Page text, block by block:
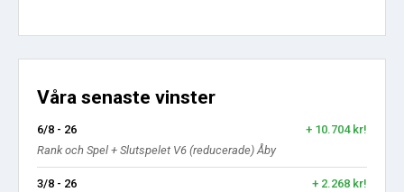
Våra senaste vinster
6/8 - 26
+ 10.704 kr!
Rank och Spel + Slutspelet V6 (reducerade) Åby
3/8 - 26
+ 2.268 kr!